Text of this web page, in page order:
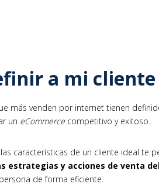
a mi
más venden por internet tienen
un eCommerce competitivo y exitoso.
características de un cliente ideal te
estrategias y acciones de venta
de forma eficiente.